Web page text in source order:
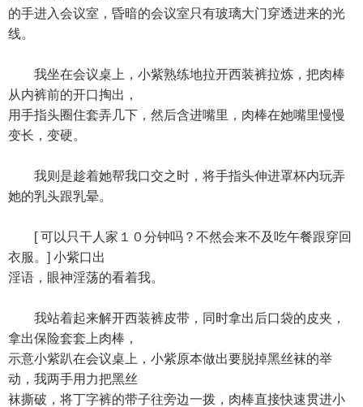
的手进入会议室，昏暗的会议室只有玻璃大门穿透进来的光
线。
我坐在会议桌上，小紫熟练地拉开西装裤拉炼，把肉棒
从内裤前的开口掏出，
用手指头圈住套弄几下，然后含进嘴里，肉棒在她嘴里慢慢
变长，变硬。
我则是趁着她帮我口交之时，将手指头伸进罩杯内玩弄
她的乳头跟乳晕。
[ 可以只干人家１０分钟吗？不然会来不及吃午餐跟穿回
衣服。] 小紫口出
淫语，眼神淫荡的看着我。
我站着起来解开西装裤皮带，同时拿出后口袋的皮夹，
拿出保险套套上肉棒，
示意小紫趴在会议桌上，小紫原本做出要脱掉黑丝袜的举
动，我两手用力把黑丝
袜撕破，将丁字裤的带子往旁边一拨，肉棒直接快速贯进小